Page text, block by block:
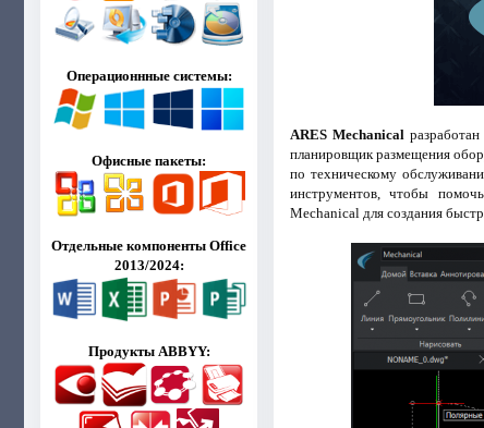
Операционнные системы:
Офисные пакеты:
Отдельные компоненты Office
2013/2024:
Продукты ABBYY:
ARES Mechanical
планировщик размещения
по техническому
инструментов, чтобы
Mechanical для создания